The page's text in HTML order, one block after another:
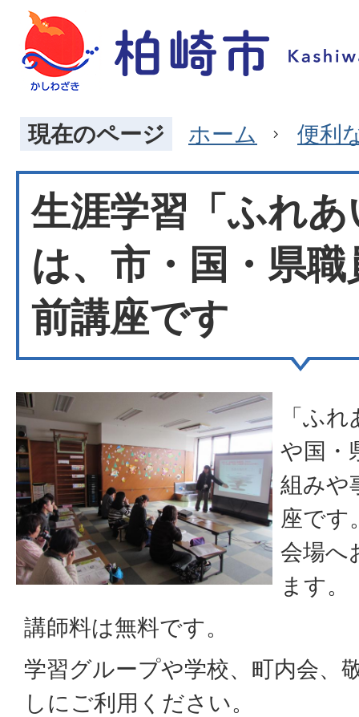
現在のページ ホーム 便利
生涯学習「ふれ
は、市・国・県
前講座です
「ふ
や国・
組みや
座です
会場へ
ます。
講師料は無料です。
学習グループや学校、町内会、
しにご利用ください。